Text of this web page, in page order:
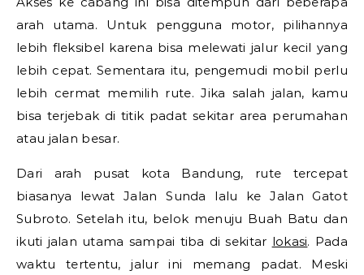
arah utama. Untuk pengguna motor, pilihannya
lebih fleksibel karena bisa melewati jalur kecil yang
lebih cepat. Sementara itu, pengemudi mobil perlu
lebih cermat memilih rute. Jika salah jalan, kamu
bisa terjebak di titik padat sekitar area perumahan
atau jalan besar.
Dari arah pusat kota Bandung, rute tercepat
biasanya lewat Jalan Sunda lalu ke Jalan Gatot
Subroto. Setelah itu, belok menuju Buah Batu dan
ikuti jalan utama sampai tiba di sekitar lokasi. Pada
waktu tertentu, jalur ini memang padat. Meski